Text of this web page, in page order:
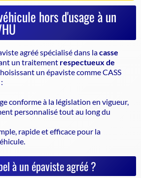
hors d'usage à un
agrééspécialisé dans lacasse
un traitement respectueux de
un épavistecomme CASS
conforme à la législation en vigueur,
personnalisé tout au long du
rapide et efficace pour la
à un épaviste agréé ?